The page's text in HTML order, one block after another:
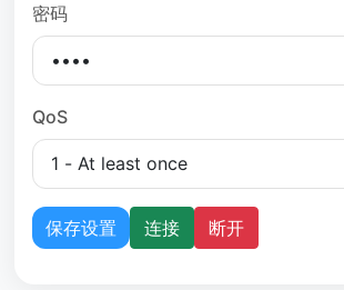
密码
QoS
保存设置 连接 断开